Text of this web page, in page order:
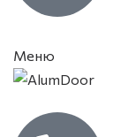
Меню